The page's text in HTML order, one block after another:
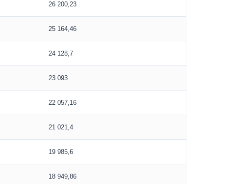
26 200,23
25 164,46
24 128,7
23 093
22 057,16
21 021,4
19 985,6
18 949,86